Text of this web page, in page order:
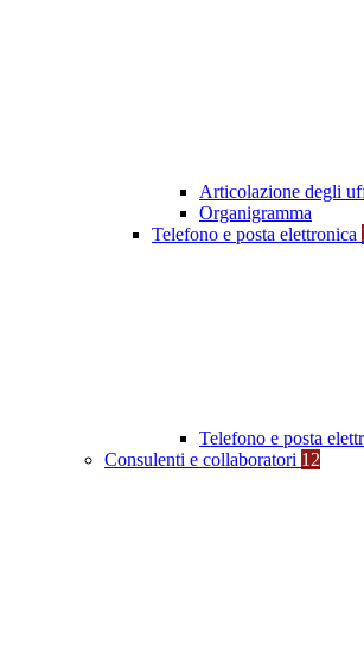
Articolazione degli
Organigramma
Telefono e posta elettronica
Telefono e posta
Consulenti e collaboratori 12